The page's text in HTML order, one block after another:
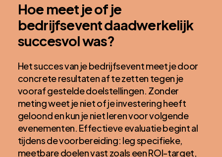
Hoe meet je of je
bedrijfsevent daadwerkelijk
succesvol was?
Het succes van je bedrijfsevent meet je door
concrete resultaten af te zetten tegen je
vooraf gestelde doelstellingen. Zonder
meting weet je niet of je investering heeft
geloond en kun je niet leren voor volgende
evenementen. Effectieve evaluatie begint al
tijdens de voorbereiding: leg specifieke,
meetbare doelen vast zoals een ROI-target,